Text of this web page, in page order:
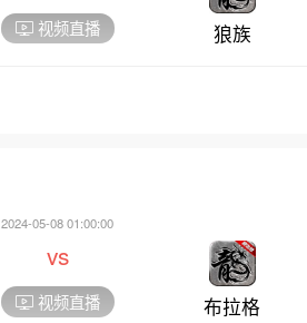
视频直播 狼族
2024-05-08 01:00:00
vs
视频直播 布拉格